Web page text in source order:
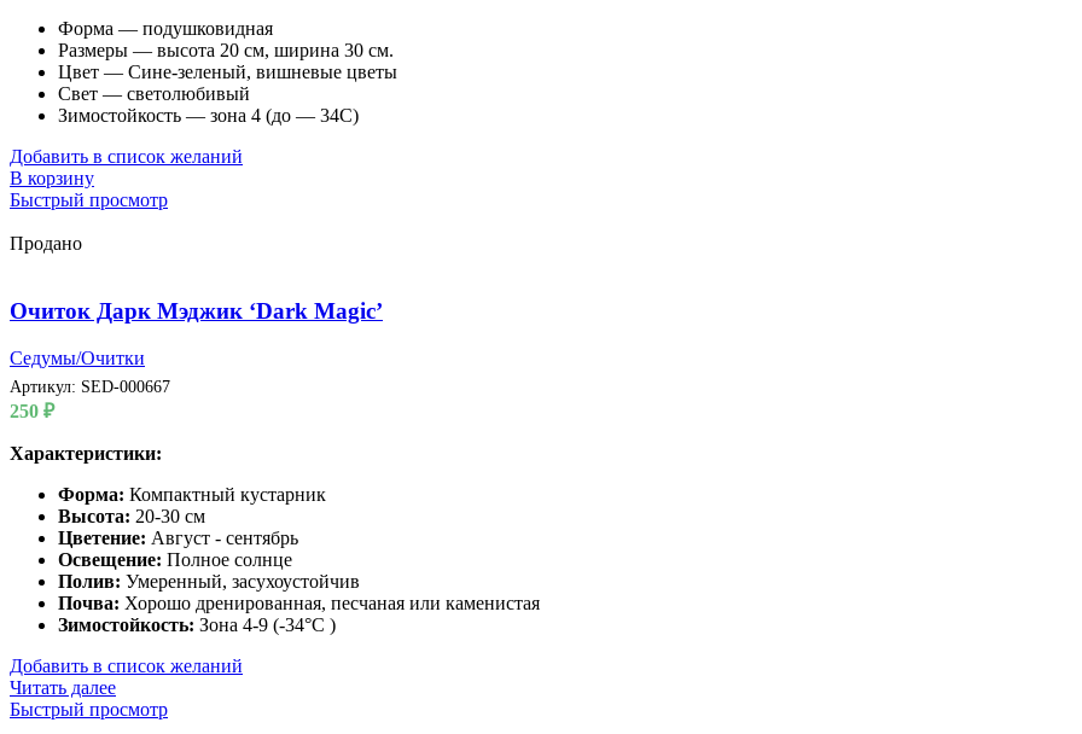
Форма — подушковидная
Размеры — высота 20 см, ширина 30 см.
Цвет — Сине-зеленый, вишневые цветы
Свет — светолюбивый
Зимостойкость — зона 4 (до — 34С)
Добавить в список желаний
В корзину
Быстрый просмотр
Продано
Очиток Дарк Мэджик ‘Dark Magic’
Седумы/Очитки
Артикул: SED-000667
250 ₽
Характеристики:
Форма: Компактный кустарник
Высота: 20-30 см
Цветение: Август - сентябрь
Освещение: Полное солнце
Полив: Умеренный, засухоустойчив
Почва: Хорошо дренированная, песчаная или каменистая
Зимостойкость: Зона 4-9 (-34°C )
Добавить в список желаний
Читать далее
Быстрый просмотр